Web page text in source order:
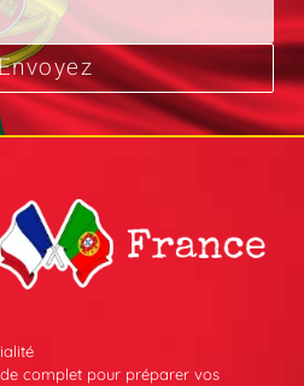
complet pour préparer vos